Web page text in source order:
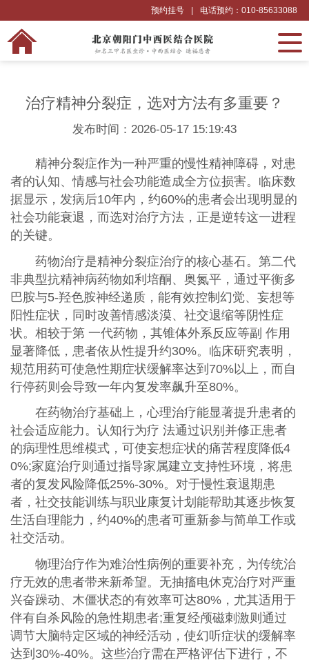
电话预约：010-85633088
预约挂号
治疗精神分裂症，选对方法有多重要？
发布时间：2026-05-17 15:19:43
精神分裂症作为一种严重的慢性精神障碍，对患
者的认知、情感与社会功能造成全方位损害。临床数
据显示，发病后10年内，约60%的患者会出现明显的
社会功能衰退，而选对治疗方法，正是逆转这一进程
的关键。
药物治疗是精神分裂症治疗的核心基石。第二代
非典型抗精神病药物如利培酮、奥氮平，通过平衡多
巴胺与5-羟色胺神经递质，能有效控制幻觉、妄想等
阳性症状，同时改善情感淡漠、社交退缩等阴性症
状。相较于第 一代药物，其锥体外系反应等副 作用
显著降低，患者依从性提升约30%。临床研究表明，
规范用药可使急性期症状缓解率达到70%以上，而自
行停药则会导致一年内复发率飙升至80%。
在药物治疗基础上，心理治疗能显著提升患者的
社会适应能力。认知行为疗 法通过识别并修正患者
的病理性思维模式，可使妄想症状的痛苦程度降低4
0%;家庭治疗则通过指导家属建立支持性环境，将患
者的复发风险降低25%-30%。对于慢性衰退期患
者，社交技能训练与职业康复计划能帮助其逐步恢复
生活自理能力，约40%的患者可重新参与简单工作或
社交活动。
物理治疗作为难治性病例的重要补充，为传统治
疗无效的患者带来新希望。无抽搐电休克治疗对严重
兴奋躁动、木僵状态的有效率可达80%，尤其适用于
伴有自杀风险的急性期患者;重复经颅磁刺激则通过
调节大脑特定区域的神经活动，使幻听症状的缓解率
达到30%-40%。这些治疗需在严格评估下进行，不